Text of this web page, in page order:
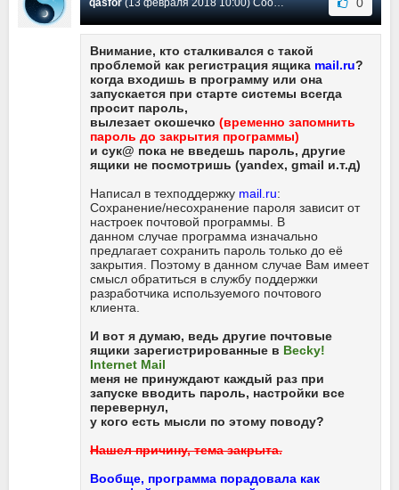
qasfor(13 февраля 2018 10:00) Сообщение #101 0
Внимание, кто сталкивался с такой
проблемой как регистрация ящика mail.ru?
когда входишь в программу или она
запускается при старте системы всегда
просит пароль,
вылезает окошечко (временно запомнить
пароль до закрытия программы)
и сук@ пока не введешь пароль, другие
ящики не посмотришь (yandex, gmail и.т.д)
Написал в техподдержку mail.ru:
Сохранение/несохранение пароля зависит от
настроек почтовой программы. В
данном случае программа изначально
предлагает сохранить пароль только до её
закрытия. Поэтому в данном случае Вам имеет
смысл обратиться в службу поддержки
разработчика используемого почтового
клиента.
И вот я думаю, ведь другие почтовые
ящики зарегистрированные в Becky!
Internet Mail
меня не принуждают каждый раз при
запуске вводить пароль, настройки все
перевернул,
у кого есть мысли по этому поводу?
Нашел причину, тема закрыта.
Вообще, программа порадовала как